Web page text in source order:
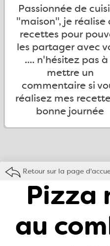
Passionnée de
"maison", je réalise
recettes pour
les partager avec
.... n'hésitez pas à
mettre un
commentaire si
réalisez mes
bonne journée
Retour sur la page
Pizza
au